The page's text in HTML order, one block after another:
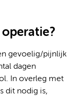
gevoelig/pijnlijk
dagen
In overleg met
dit nodig is,